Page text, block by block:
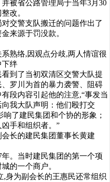
被省公路管理局于当年3月30
改。
交警支队搬迁的问题作出了
来源于罚没款。
熟络,因观点分歧,两人情谊很
下绊
到了当初双清区交警大队提
罗川为首的暴力袭警、阻碍
段内容引起他的注意,“事发当
我大队声明：他们殴打交
了建民集团和个协的形象；
手和组织者。”
长的建民集团董事长黄建
。当时建民集团的第一个项
的一个商户。
身为副会长的王惠民还常组织